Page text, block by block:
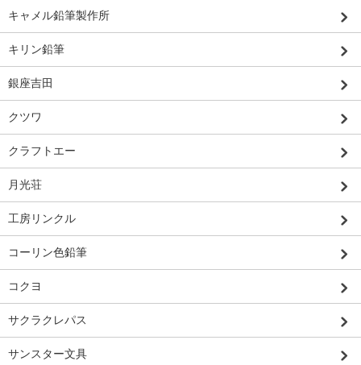
キャメル鉛筆製作所
キリン鉛筆
銀座吉田
クツワ
クラフトエー
月光荘
工房リンクル
コーリン色鉛筆
コクヨ
サクラクレパス
サンスター文具